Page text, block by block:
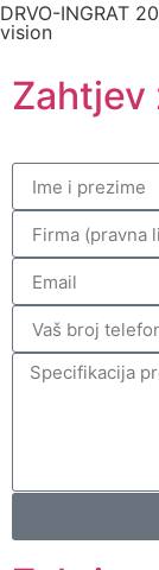
DRVO-INGRAT
vision
Zahtjev